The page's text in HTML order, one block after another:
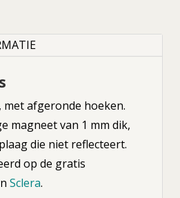
met afgeronde hoeken.
magneet van 1 mm dik,
die niet reflecteert.
op de gratis
Sclera.